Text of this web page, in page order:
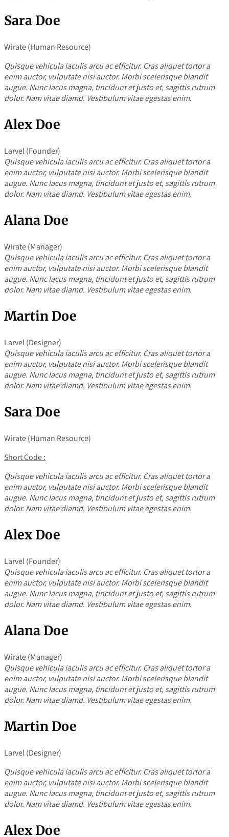
Sara Doe
Wirate (Human Resource)
Quisque vehicula iaculis arcu ac efficitur. Cras aliquet tortor a
enim auctor, vulputate nisi auctor. Morbi scelerisque blandit
augue. Nunc lacus magna, tincidunt et justo et, sagittis rutrum
dolor. Nam vitae diamd. Vestibulum vitae egestas enim.
Alex Doe
Larvel (Founder)
Quisque vehicula iaculis arcu ac efficitur. Cras aliquet tortor a
enim auctor, vulputate nisi auctor. Morbi scelerisque blandit
augue. Nunc lacus magna, tincidunt et justo et, sagittis rutrum
dolor. Nam vitae diamd. Vestibulum vitae egestas enim.
Alana Doe
Wirate (Manager)
Quisque vehicula iaculis arcu ac efficitur. Cras aliquet tortor a
enim auctor, vulputate nisi auctor. Morbi scelerisque blandit
augue. Nunc lacus magna, tincidunt et justo et, sagittis rutrum
dolor. Nam vitae diamd. Vestibulum vitae egestas enim.
Martin Doe
Larvel (Designer)
Quisque vehicula iaculis arcu ac efficitur. Cras aliquet tortor a
enim auctor, vulputate nisi auctor. Morbi scelerisque blandit
augue. Nunc lacus magna, tincidunt et justo et, sagittis rutrum
dolor. Nam vitae diamd. Vestibulum vitae egestas enim.
Sara Doe
Wirate (Human Resource)
Short Code :
Quisque vehicula iaculis arcu ac efficitur. Cras aliquet tortor a
enim auctor, vulputate nisi auctor. Morbi scelerisque blandit
augue. Nunc lacus magna, tincidunt et justo et, sagittis rutrum
dolor. Nam vitae diamd. Vestibulum vitae egestas enim.
Alex Doe
Larvel (Founder)
Quisque vehicula iaculis arcu ac efficitur. Cras aliquet tortor a
enim auctor, vulputate nisi auctor. Morbi scelerisque blandit
augue. Nunc lacus magna, tincidunt et justo et, sagittis rutrum
dolor. Nam vitae diamd. Vestibulum vitae egestas enim.
Alana Doe
Wirate (Manager)
Quisque vehicula iaculis arcu ac efficitur. Cras aliquet tortor a
enim auctor, vulputate nisi auctor. Morbi scelerisque blandit
augue. Nunc lacus magna, tincidunt et justo et, sagittis rutrum
dolor. Nam vitae diamd. Vestibulum vitae egestas enim.
Martin Doe
Larvel (Designer)
Quisque vehicula iaculis arcu ac efficitur. Cras aliquet tortor a
enim auctor, vulputate nisi auctor. Morbi scelerisque blandit
augue. Nunc lacus magna, tincidunt et justo et, sagittis rutrum
dolor. Nam vitae diamd. Vestibulum vitae egestas enim.
Alex Doe